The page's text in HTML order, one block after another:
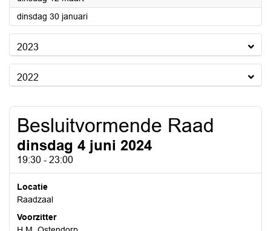
dinsdag 30 januari2024
2023
2022
Besluitvormende Raad
dinsdag 4 juni 2024
19:30 - 23:00
Locatie
Raadzaal
Voorzitter